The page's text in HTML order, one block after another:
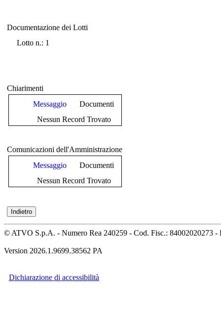
Documentazione dei Lotti
Lotto n.: 1
Chiarimenti
Messaggio
Documenti
Nessun Record Trovato
Comunicazioni dell'Amministrazione
Messaggio
Documenti
Nessun Record Trovato
© ATVO S.p.A. - Numero Rea 240259 - Cod. Fisc.: 84002020273 -
Version 2026.1.9699.38562 PA
Dichiarazione di accessibilità